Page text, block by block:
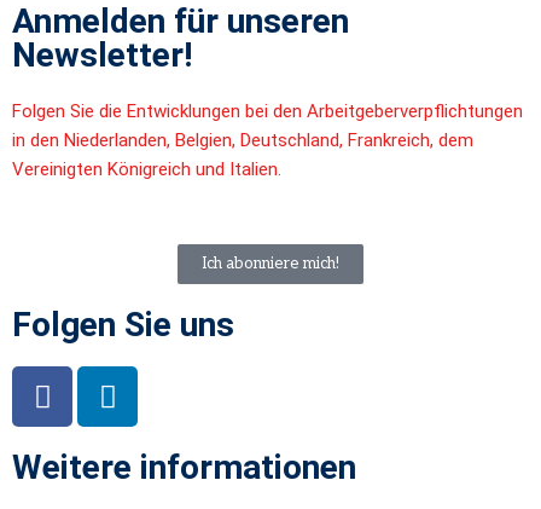
Weitere informationen
Folgen Sie uns
Anmelden für unseren
Newsletter!
Folgen Sie die Entwicklungen bei den Arbeitgeberverpflichtungen
in den Niederlanden, Belgien, Deutschland, Frankreich, dem
Vereinigten Königreich und Italien.
Ich abonniere mich!